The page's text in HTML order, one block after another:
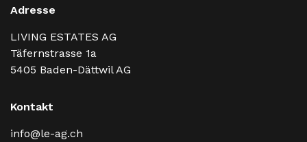
Adresse
LIVING ESTATES AG
Täfernstrasse 1a
5405 Baden-Dättwil AG
Kontakt
info@le-ag.ch